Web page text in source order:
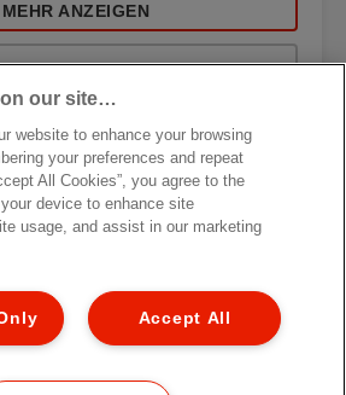
MEHR ANZEIGEN
KAUFOPTIONEN
our site…
website to enhance your browsing
your preferences and repeat
All Cookies”, you agree to the
device to enhance site
usage, and assist in our marketing
Accept All